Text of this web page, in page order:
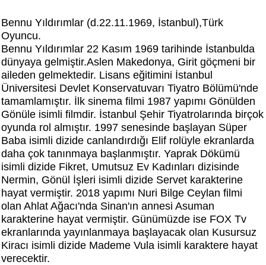
Bennu Yıldırımlar (d.22.11.1969, İstanbul),Türk
Oyuncu.
Bennu Yıldırımlar 22 Kasım 1969 tarihinde İstanbulda
dünyaya gelmiştir.Aslen Makedonya, Girit göçmeni bir
aileden gelmektedir. Lisans eğitimini İstanbul
Üniversitesi Devlet Konservatuvarı Tiyatro Bölümü'nde
tamamlamıştır. İlk sinema filmi 1987 yapımı Gönülden
Gönüle isimli filmdir. İstanbul Şehir Tiyatrolarında birçok
oyunda rol almıştır. 1997 senesinde başlayan Süper
Baba isimli dizide canlandırdığı Elif rolüyle ekranlarda
daha çok tanınmaya başlanmıştır. Yaprak Dökümü
isimli dizide Fikret, Umutsuz Ev Kadınları dizisinde
Nermin, Gönül İşleri isimli dizide Servet karakterine
hayat vermiştir. 2018 yapımı Nuri Bilge Ceylan filmi
olan Ahlat Ağacı'nda Sinan'ın annesi Asuman
karakterine hayat vermiştir. Günümüzde ise FOX Tv
ekranlarında yayınlanmaya başlayacak olan Kusursuz
Kiracı isimli dizide Mademe Vula isimli karaktere hayat
verecektir.